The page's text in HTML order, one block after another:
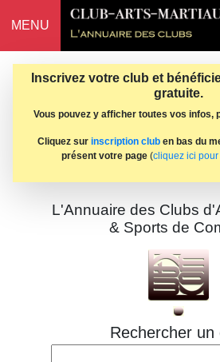
MENU
Inscrivez votre club et
gratuite.
Vous pouvez y afficher toutes vos infos,
Cliquez sur inscription club en bas du
présent votre page (cliquez ici
L'Annuaire des Clubs
& Sports de
Rechercher un